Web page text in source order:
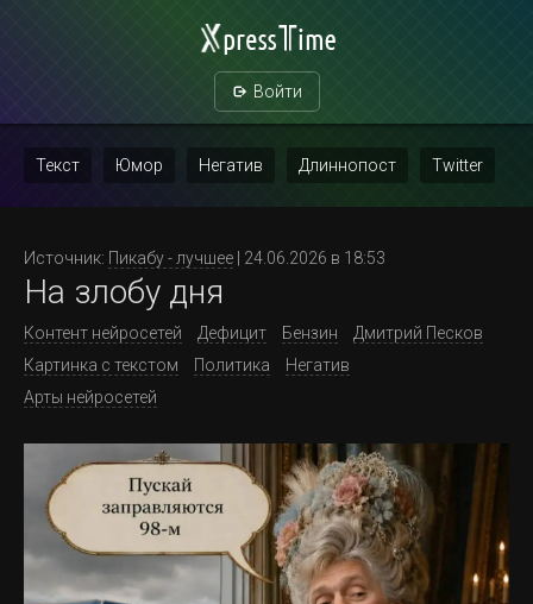
Войти
Текст Юмор Негатив Длиннопост Twitter
Повтор
Источник: Пикабу - лучшее | 24.06.2026 в 18:53
На злобу дня
Контент нейросетей Дефицит Бензин
Дмитрий Песков
Картинка с текстом
Политика
Негатив
Арты нейросетей